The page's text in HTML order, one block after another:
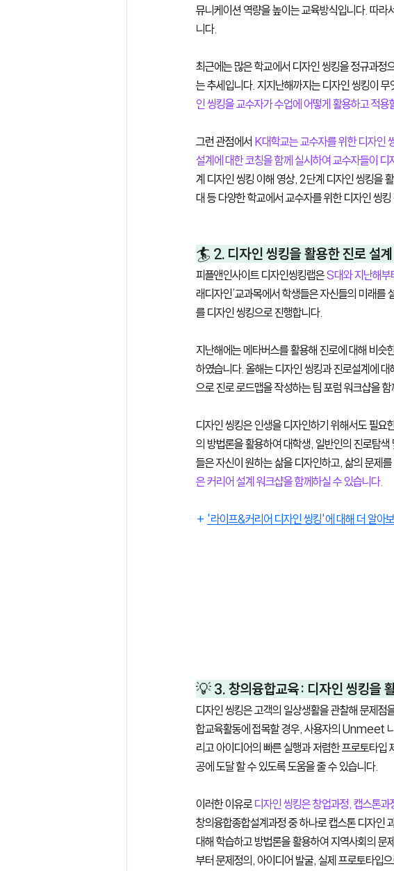
뮤니케이션 역량을 높이는 교육방식입니다. 따라
니다.
최근에는 많은 학교에서 디자인 씽킹을 정규과정
는 추세입니다. 지지난해까지는 디자인 씽킹이
인 씽킹을 교수자가 수업에 어떻게 활용하고 적
그런 관점에서 K대학교는 교수자를 위한 디자인
설계에 대한 코칭을 함께 실시하여 교수자들이
계 디자인 씽킹 이해 영상, 2단계 디자인 씽킹을
대 등 다양한 학교에서 교수자를 위한 디자인 씽
🏄 2. 디자인 씽킹을 활용한 진로 설
피플앤인사이트 디자인씽킹랩은 S대와 지난해부
래디자인’교과목에서 학생들은 자신들의 미래를
를 디자인 씽킹으로 진행합니다.
지난해에는 메타버스를 활용해 진로에 대해 비슷
하였습니다. 올해는 디자인 씽킹과 진로설계에
으로 진로 로드맵을 작성하는 팀 포럼 워크샵을
디자인 씽킹은 인생을 디자인하기 위해서도 필
의 방법론을 활용하여 대학생, 일반인의 진로탐
들은 자신이 원하는 삶을 디자인하고, 삶의 문제
은 커리어 설계 워크샵을 함께하실 수 있습니다.
+ '라이프&커리어 디자인 씽킹'에 대해 더 알아보
💡 3. 창의융합교육: 디자인 씽킹을
디자인 씽킹은 고객의 일상생활을 관찰해 문제
합교육활동에 접목할 경우, 사용자의 Unmeet
리고 아이디어의 빠른 실행과 저렴한 프로토타
공에 도달 할 수 있도록 도움을 줄 수 있습니다.
이러한 이유로 디자인 씽킹은 창업과정, 캡스톤
창의융합종합설계과정 중 하나로 캡스톤 디자인
대해 학습하고 방법론을 활용하여 지역사회의 문
부터 문제정의, 아이디어 발굴, 실제 프로토타입